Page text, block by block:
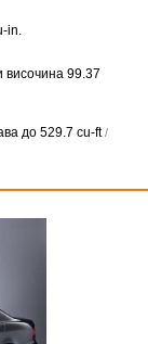
in.
височина 99.37
до 529.7 cu-ft /